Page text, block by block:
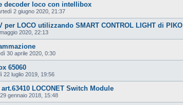
decoder loco con intellibox
2 giugno 2020, 21:37
per LOCO utilizzando SMART CONTROL LIGHT di PIKO
2020, 22:13
30 aprile 2020, 0:30
65060
22 luglio 2019, 19:56
art.63410 LOCONET Switch Module
gennaio 2018, 15:48